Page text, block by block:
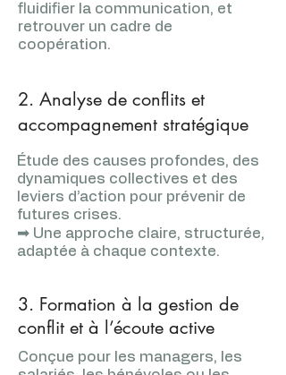
fluidifier la communication, et
retrouver un cadre de
coopération.
2. Analyse de conflits et
accompagnement stratégique
Étude des causes profondes, des
dynamiques collectives et des
leviers d’action pour prévenir de
futures crises.
➡ Une approche claire, structurée,
adaptée à chaque contexte.
3. Formation à la gestion de
conflit et à l’écoute active
Conçue pour les managers, les